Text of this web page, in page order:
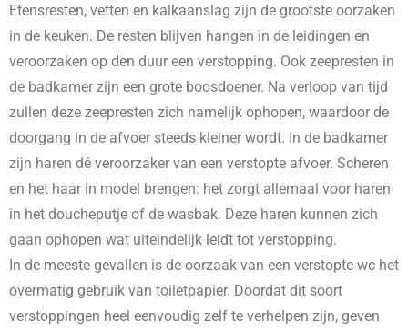
Etensresten, vetten en kalkaanslag zijn de grootste oorzaken
in de keuken. De resten blijven hangen in de leidingen en
veroorzaken op den duur een verstopping. Ook zeepresten in
de badkamer zijn een grote boosdoener. Na verloop van tijd
zullen deze zeepresten zich namelijk ophopen, waardoor de
doorgang in de afvoer steeds kleiner wordt. In de badkamer
zijn haren dé veroorzaker van een verstopte afvoer. Scheren
en het haar in model brengen: het zorgt allemaal voor haren
in het doucheputje of de wasbak. Deze haren kunnen zich
gaan ophopen wat uiteindelijk leidt tot verstopping.
In de meeste gevallen is de oorzaak van een verstopte wc het
overmatig gebruik van toiletpapier. Doordat dit soort
verstoppingen heel eenvoudig zelf te verhelpen zijn, geven